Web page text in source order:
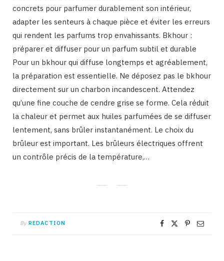
concrets pour parfumer durablement son intérieur,
adapter les senteurs à chaque pièce et éviter les erreurs
qui rendent les parfums trop envahissants. Bkhour :
préparer et diffuser pour un parfum subtil et durable
Pour un bkhour qui diffuse longtemps et agréablement,
la préparation est essentielle. Ne déposez pas le bkhour
directement sur un charbon incandescent. Attendez
qu’une fine couche de cendre grise se forme. Cela réduit
la chaleur et permet aux huiles parfumées de se diffuser
lentement, sans brûler instantanément. Le choix du
brûleur est important. Les brûleurs électriques offrent
un contrôle précis de la température,…
By REDACTION